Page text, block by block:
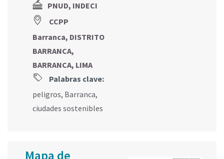
PNUD, INDECI
CCPP
Barranca, DISTRITO
BARRANCA,
BARRANCA, LIMA
Palabras clave:
peligros, Barranca,
ciudades sostenibles
Mapa de